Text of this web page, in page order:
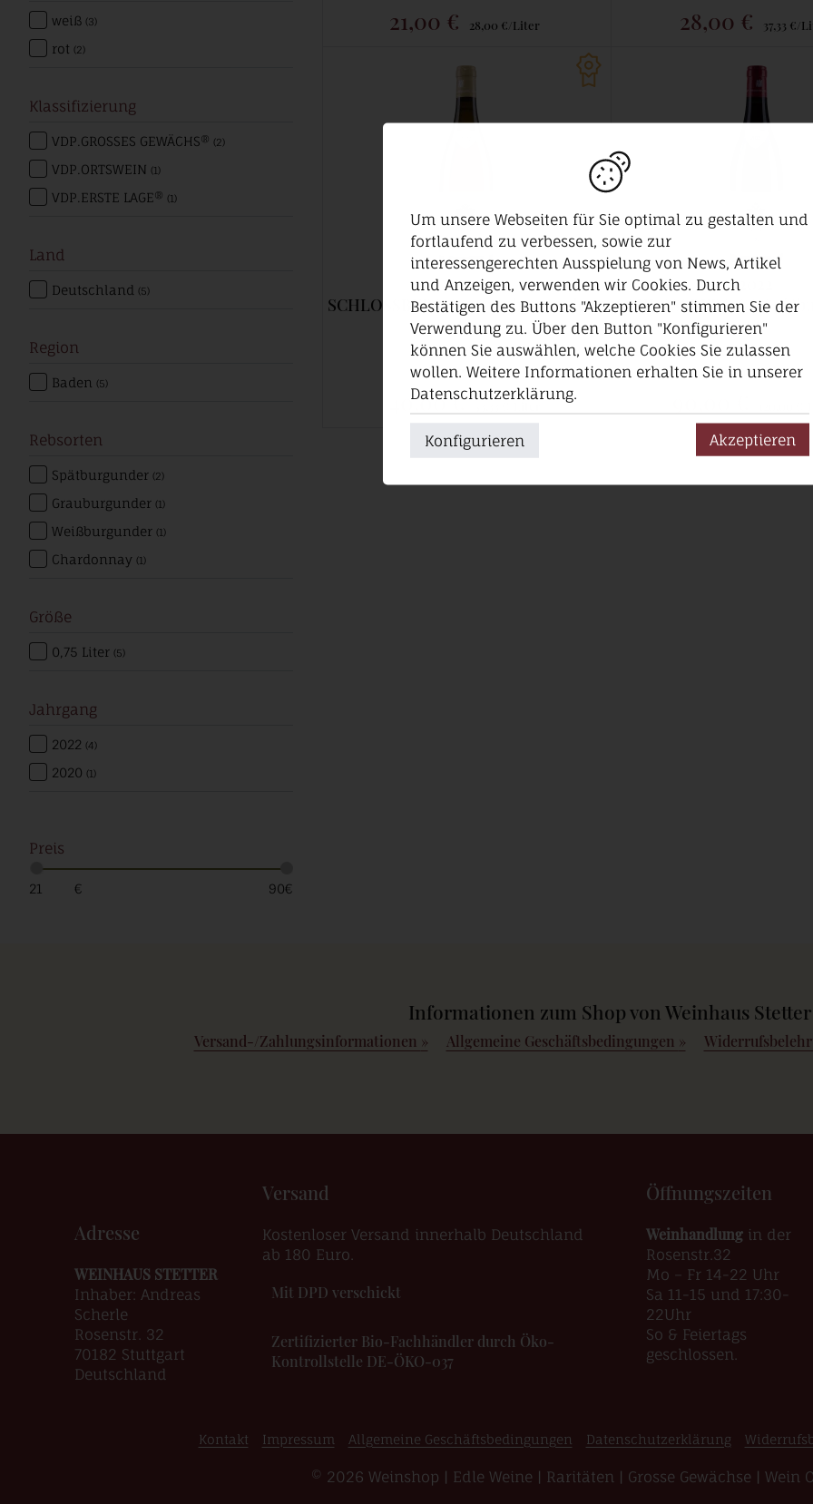
weiß (3)
rot (2)
Klassifizierung
VDP.GROSSES GEWÄCHS® (2)
VDP.ORTSWEIN (1)
VDP.ERSTE LAGE® (1)
Land
Deutschland (5)
Region
Baden (5)
Rebsorten
Spätburgunder (2)
Grauburgunder (1)
Weißburgunder (1)
Chardonnay (1)
Größe
0,75 Liter (5)
Jahrgang
2022 (4)
2020 (1)
Preis
€ €
21,00 € 28,00 €/Liter 28,00 € 37,33 €/
2022
SCHLOSSBERG GG Grauburgunder trocken -limitiert 1 Fl./Kunde
GG
trocken
Franz Keller
40,00 €
2022
SCHLOSSBERG GG Spätburgunder trocken -
GG
trocken
Franz Keller
Informationen zum Shop von Weinhaus Stetter
Versand-/Zahlungsinformationen » Allgemeine Geschäftsbedingungen »
Um unsere Webseiten für Sie optimal zu gestalten und
fortlaufend zu verbessen, sowie zur
interessengerechten Ausspielung von News, Artikel
und Anzeigen, verwenden wir Cookies. Durch
Bestätigen des Buttons "Akzeptieren" stimmen Sie der
Verwendung zu. Über den Button "Konfigurieren"
können Sie auswählen, welche Cookies Sie zulassen
wollen. Weitere Informationen erhalten Sie in unserer
Datenschutzerklärung.
Konfigurieren Akzeptieren
Adresse
WEINHAUS STETTER
Inhaber: Andreas
Scherle
Rosenstr. 32
70182 Stuttgart
Deutschland
Versand
Kostenloser Versand innerhalb Deutschland
ab 180 Euro.
Mit DPD verschickt
Zertifizierter Bio-Fachhändler durch Öko-
Kontrollstelle DE-ÖKO-037
Öffnungszeiten
Weinhandlungin der
Rosenstr.32
Mo – Fr 14-22 Uhr
Sa 11-15 und 17:30-
22Uhr
So & Feiertags
geschlossen.
Kontakt Impressum Allgemeine Geschäftsbedingungen Datenschutzerklärung
© 2026 Weinshop | Edle Weine | Raritäten | Grosse Gewächse | Wein